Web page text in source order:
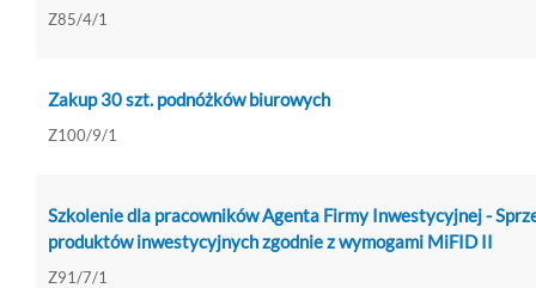
Z85/4/1
Zakup 30 szt. podnóżków biurowych
Z100/9/1
Szkolenie dla pracowników Agenta Firmy Inwestycyjnej -
produktów inwestycyjnych zgodnie z wymogami MiFID II
Z91/7/1